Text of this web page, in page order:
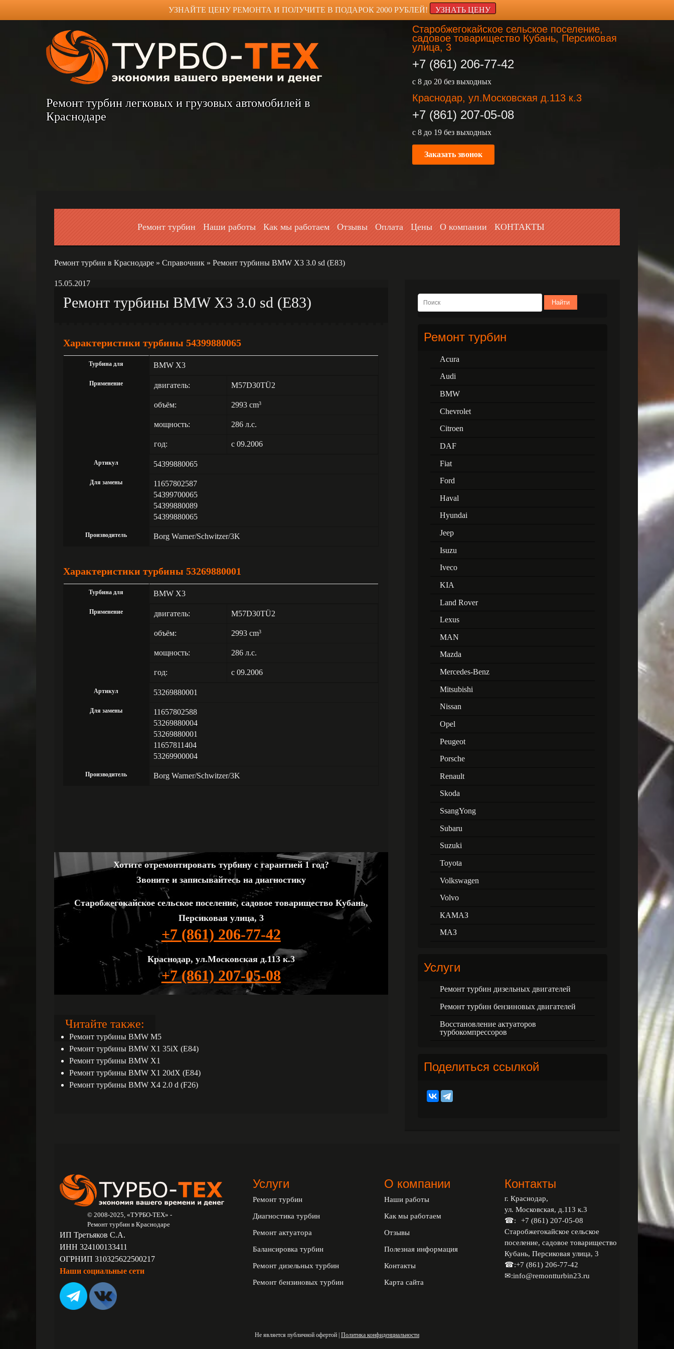
УЗНАЙТЕ ЦЕНУ РЕМОНТА И ПОЛУЧИТЕ В ПОДАРОК 2000 РУБЛЕЙ! УЗНАТЬ ЦЕНУ
Ремонт турбин легковых и грузовых автомобилей в
Краснодаре
Старобжегокайское сельское поселение,
садовое товарищество Кубань, Персиковая
улица, 3
+7 (861) 206-77-42
с 8 до 20 без выходных
Краснодар, ул.Московская д.113 к.3
+7 (861) 207-05-08
с 8 до 19 без выходных
Заказать звонок
Ремонт турбин Наши работы Как мы работаем Отзывы Оплата Цены О компании КОНТАКТЫ
Ремонт турбин в Краснодаре » Справочник » Ремонт турбины BMW X3 3.0 sd (E83)
15.05.2017
Ремонт турбины BMW X3 3.0 sd (E83)
Характеристики турбины 54399880065
Турбина для BMW X3
Применение двигатель: M57D30TÜ2
объём: 2993 cm3
мощность: 286 л.с.
год: с 09.2006
Артикул 54399880065
Для замены
11657802587
54399700065
54399880089
54399880065
Производитель Borg Warner/Schwitzer/3K
Характеристики турбины 53269880001
Турбина для BMW X3
Применение двигатель: M57D30TÜ2
объём: 2993 cm3
мощность: 286 л.с.
год: с 09.2006
Артикул 53269880001
Для замены
11657802588
53269880004
53269880001
11657811404
53269900004
Производитель Borg Warner/Schwitzer/3K
Хотите отремонтировать турбину с гарантией 1 год?
Звоните и записывайтесь на диагностику
Старобжегокайское сельское поселение, садовое товарищество Кубань,
Персиковая улица, 3
+7 (861) 206-77-42
Краснодар, ул.Московская д.113 к.3
+7 (861) 207-05-08
Читайте также:
Ремонт турбины BMW M5
Ремонт турбины BMW X1 35iX (E84)
Ремонт турбины BMW X1
Ремонт турбины BMW X1 20dX (E84)
Ремонт турбины BMW X4 2.0 d (F26)
Найти
Ремонт турбин
Acura
Audi
BMW
Chevrolet
Citroen
DAF
Fiat
Ford
Haval
Hyundai
Jeep
Isuzu
Iveco
KIA
Land Rover
Lexus
MAN
Mazda
Mercedes-Benz
Mitsubishi
Nissan
Opel
Peugeot
Porsche
Renault
Skoda
SsangYong
Subaru
Suzuki
Toyota
Volkswagen
Volvo
КАМАЗ
МАЗ
Услуги
Ремонт турбин дизельных двигателей
Ремонт турбин бензиновых двигателей
Восстановление актуаторов
турбокомпрессоров
Поделиться ссылкой
© 2008-2025, «ТУРБО-ТЕХ» -
Ремонт турбин в Краснодаре
ИП Третьяков С.А.
ИНН 324100133411
ОГРНИП 310325622500217
Наши социальные сети
Услуги
Ремонт турбин
Диагностика турбин
Ремонт актуатора
Балансировка турбин
Ремонт дизельных турбин
Ремонт бензиновых турбин
О компании
Наши работы
Как мы работаем
Отзывы
Полезная информация
Контакты
Карта сайта
Контакты
г. Краснодар,
ул. Московская, д.113 к.3
☎:
+7 (861) 207-05-08
Старобжегокайское сельское
поселение, садовое товарищество
Кубань, Персиковая улица, 3
☎:+7 (861) 206-77-42
✉:info@remontturbin23.ru
Не является публичной офертой | Политика конфиденциальности